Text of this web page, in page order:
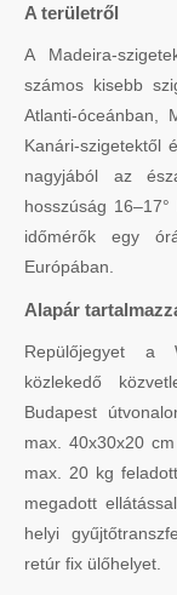
A területről
A Madeira-
számos kisebb
Atlanti-óceánban,
Kanári-szigetektől
nagyjából az
hosszúság
időmérők egy
Európában.
Alapár
Repülőjegyet a
közlekedő
Budapest
max. 40x30x20
max. 20 kg
megadott
helyi
retúr fix ülőhelyet.